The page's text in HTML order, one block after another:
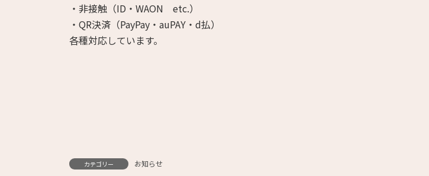
・非接触（ID・WAON etc.）
・QR決済（PayPay・auPAY・d払）
各種対応しています。
カテゴリー お知らせ